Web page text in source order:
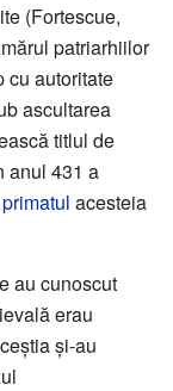
(Fortescue,
patriarhiilor
cu autoritate
ascultarea
titlul de
anul 431 a
primatul acesteia
au cunoscut
erau
și-au